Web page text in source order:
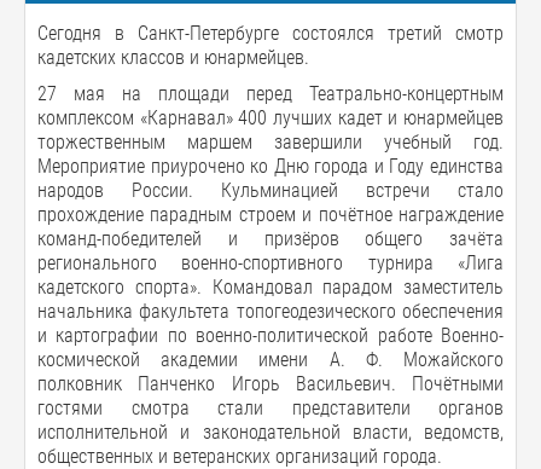
Сегодня в Санкт-Петербурге состоялся третий смотр
кадетских классов и юнармейцев.
27 мая на площади перед Театрально-концертным
комплексом «Карнавал» 400 лучших кадет и юнармейцев
торжественным маршем завершили учебный год.
Мероприятие приурочено ко Дню города и Году единства
народов России. Кульминацией встречи стало
прохождение парадным строем и почётное награждение
команд-победителей и призёров общего зачёта
регионального военно-спортивного турнира «Лига
кадетского спорта». Командовал парадом заместитель
начальника факультета топогеодезического обеспечения
и картографии по военно-политической работе Военно-
космической академии имени А. Ф. Можайского
полковник Панченко Игорь Васильевич. Почётными
гостями смотра стали представители органов
исполнительной и законодательной власти, ведомств,
общественных и ветеранских организаций города.